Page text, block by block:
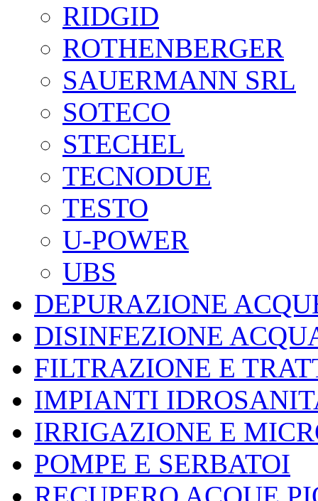
RIDGID
ROTHENBERGER
SAUERMANN SRL
SOTECO
STECHEL
TECNODUE
TESTO
U-POWER
UBS
DEPURAZIONE
DISINFEZIONE
FILTRAZIONE E
IMPIANTI
IRRIGAZIONE E
POMPE E SERBATOI